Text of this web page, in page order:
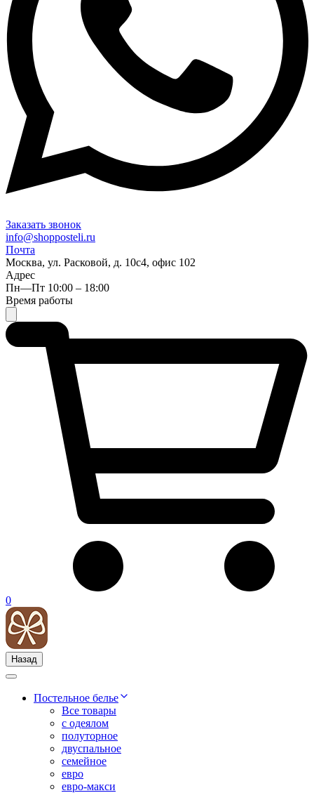
Заказать звонок
info@shopposteli.ru
Почта
Москва, ул. Расковой, д. 10с4, офис 102
Адрес
Пн—Пт 10:00 – 18:00
Время работы
0
Назад
Постельное белье
Все товары
с одеялом
полуторное
двуспальное
семейное
евро
евро-макси